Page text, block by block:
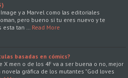
y a Marvel como las editoriales
pero bueno si tu eres nuevo y te
tan …
Read More
basadas en cómics?
men o de los 4F va a ser buena o no, mejor
gráfica de los mutantes "God loves